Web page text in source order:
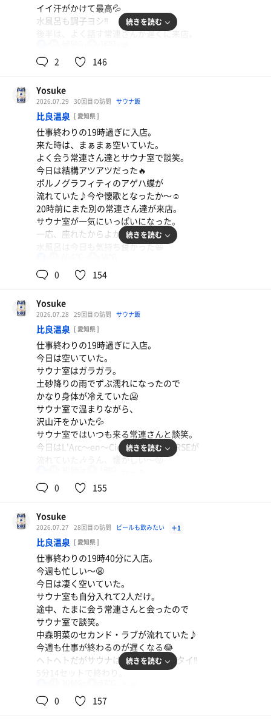
マグロ寿司
関牛乳（コーヒー）
デカラ
炭酸が凄く効いている〜‼️
イイ汗がかけて最高💦
水風呂も調子ヨシ‼️
後半は、よく話す常連さんが遅くに来店。
5分15セットで終わり。
オロポ
最高の一杯🍺✨
続きを読む
2 146
Yosuke
2026.07.29 30回目の訪問 サウナ飯
比良温泉 [ 愛知県 ]
仕事終わりの19時過ぎに入店。
来た時は、まぁまぁ空いていた。
よく会う常連さん達とサウナ室で談笑。
今日は結構アツアツだった🔥
ポルノグラフィティのアゲハ蝶が
流れていた♪今や懐歌となったか〜☺️
20時前にまた別の常連さん達が来店。
サウナ室が一気にいっぱいになった。
一応、座れたからよかったかな。
水風呂は今日も気持ち良かった😆
湯あがりの缶ポカを買って今日のサ活完了🫡
オロポ
湯あがりのご褒美いただきます🍺😆
続きを読む
0 154
Yosuke
2026.07.28 29回目の訪問 サウナ飯
比良温泉 [ 愛知県 ]
仕事終わりの19時過ぎに入店。
今日は空いていた。
サウナ室はガラガラ。
土砂降りの雨でずぶ濡れになったので
かなり身体が冷えていた🥶
サウナ室で温まりながら、
沢山汗をかいた💦
サウナ室ではいつも来る常連さんと談笑。
今日はL'Arc〜en〜CielのNEO UNIVERSEが
流れていた🎶うん、懐かしい〜😝
5分15セットで終わり。
続きを読む
0 155
Yosuke
2026.07.27 28回目の訪問 ビールも飲みたい ＋1
比良温泉 [ 愛知県 ]
仕事終わりの19時40分に入店。
今週も忙しい〜😩
今日は凄く空いていた。
サウナ室も自分入れて2人だけ。
途中、たまに会う常連さんと会ったので
サウナ室で談笑。
中森明菜のセカンド・ラブが流れていた♪
今週も仕事が終わるのが遅くなる😂
ヘトヘトだがサウナは毎日1回はイキタイ‼️
5分14セットで終わり。
湯あがりは缶ポカを買ってお疲れ様👋
続きを読む
0 157